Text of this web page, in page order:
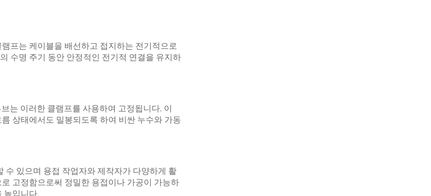
프는 케이블을 배선하고 접지하는 전기적으로
수명 주기 동안 안정적인 전기적 연결을 유지하
는 이러한 클램프를 사용하여 고정됩니다. 이
상태에서도 밀봉되도록 하여 비싼 누수와 가동
수 있으며 용접 작업자와 제작자가 다양하게 활
고정함으로써 정밀한 용접이나 가공이 가능하
높입니다.